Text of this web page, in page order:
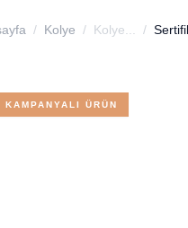
/ Kolye / Kolye... /
KAMPANYALI ÜRÜN